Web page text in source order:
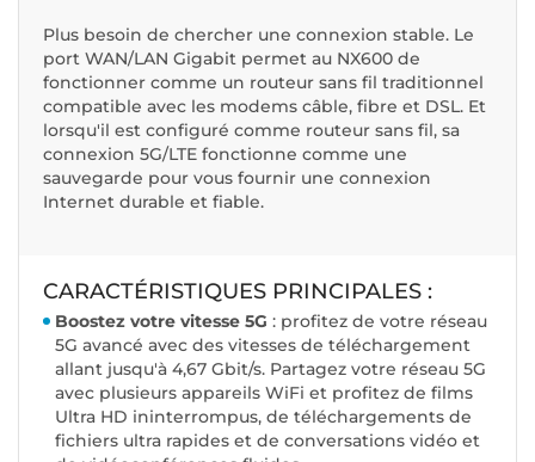
Plus besoin de chercher une connexion stable. Le
port WAN/LAN Gigabit permet au NX600 de
fonctionner comme un routeur sans fil traditionnel
compatible avec les modems câble, fibre et DSL. Et
lorsqu'il est configuré comme routeur sans fil, sa
connexion 5G/LTE fonctionne comme une
sauvegarde pour vous fournir une connexion
Internet durable et fiable.
CARACTÉRISTIQUES PRINCIPALES :
Boostez votre vitesse 5G : profitez de votre réseau
5G avancé avec des vitesses de téléchargement
allant jusqu'à 4,67 Gbit/s. Partagez votre réseau 5G
avec plusieurs appareils WiFi et profitez de films
Ultra HD ininterrompus, de téléchargements de
fichiers ultra rapides et de conversations vidéo et